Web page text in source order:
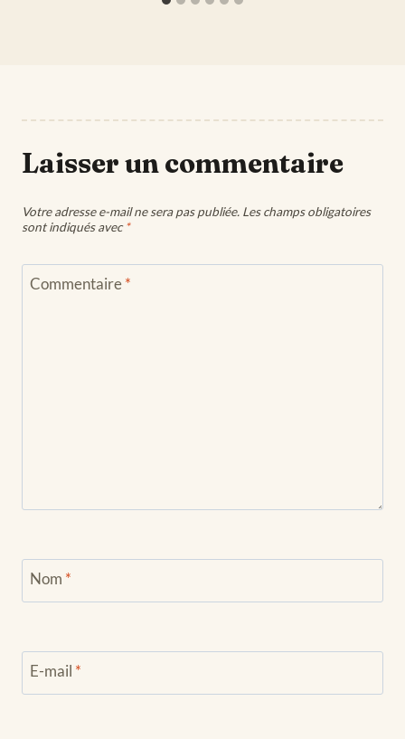
Laisser un commentaire
Votre adresse e-mail ne sera pas publiée. Les champs obligatoires
sont indiqués avec*
Commentaire*
Nom *
E-mail *